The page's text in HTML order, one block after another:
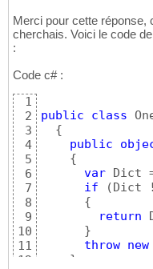
Merci pour cette réponse,
cherchais. Voici le code
:
Code c# :
1
2
3
4
5
6
7
8
9
10
11
12
public class
{
public
{
var Dict
if
(Dict
{
return
}
throw new
}